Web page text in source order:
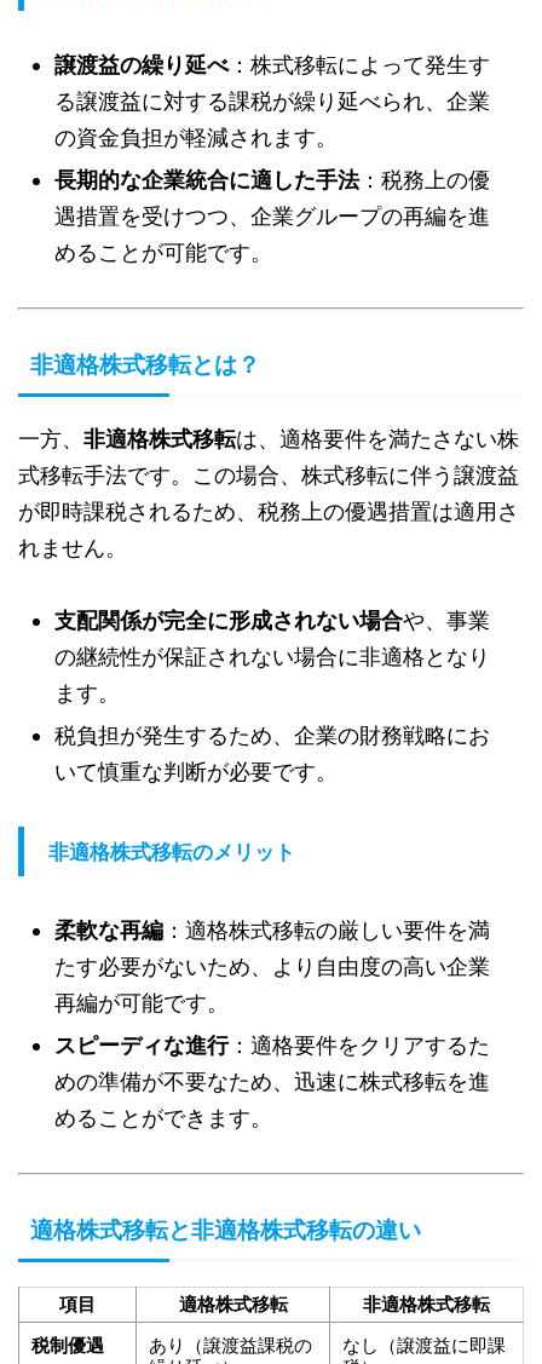
譲渡益の繰り延べ：株式移転によって発生す
る譲渡益に対する課税が繰り延べられ、企業
の資金負担が軽減されます。
長期的な企業統合に適した手法：税務上の優
遇措置を受けつつ、企業グループの再編を進
めることが可能です。
非適格株式移転とは？
一方、 非適格株式移転は、適格要件を満たさない株
式移転手法です。この場合、株式移転に伴う譲渡益
が即時課税されるため、税務上の優遇措置は適用さ
れません。
支配関係が完全に形成されない場合や、事業
の継続性が保証されない場合に非適格となり
ます。
税負担が発生するため、企業の財務戦略にお
いて慎重な判断が必要です。
非適格株式移転のメリット
柔軟な再編 ：適格株式移転の厳しい要件を満
たす必要がないため、より自由度の高い企業
再編が可能です。
スピーディな進行：適格要件をクリアするた
めの準備が不要なため、迅速に株式移転を進
めることができます。
適格株式移転と非適格株式移転の違い
項目 適格株式移転
非適格株式移転
税制優遇
あり（譲渡益課税の
なし（譲渡益に即課